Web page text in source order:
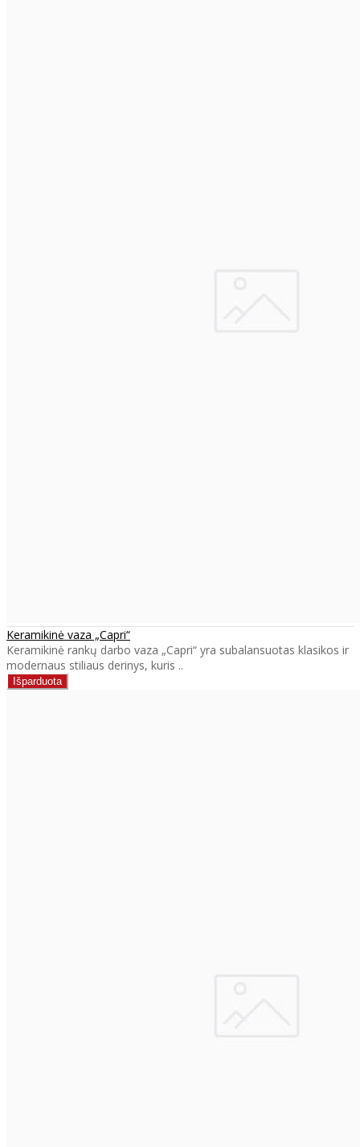
Keramikinė vaza „Capri“
Keramikinė rankų darbo vaza „Capri“ yra subalansuotas klasikos ir
modernaus stiliaus derinys, kuris ..